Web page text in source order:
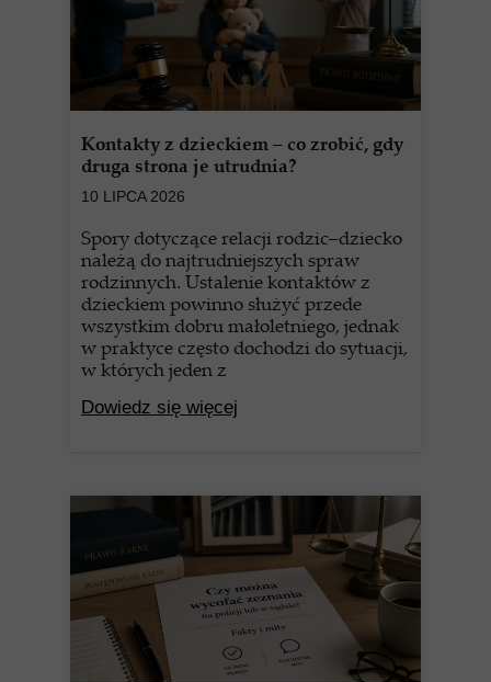
Kontakty z dzieckiem – co zrobić, gdy
druga strona je utrudnia?
10 LIPCA 2026
Spory dotyczące relacji rodzic–dziecko
należą do najtrudniejszych spraw
rodzinnych. Ustalenie kontaktów z
dzieckiem powinno służyć przede
wszystkim dobru małoletniego, jednak
w praktyce często dochodzi do sytuacji,
w których jeden z
Dowiedz się więcej